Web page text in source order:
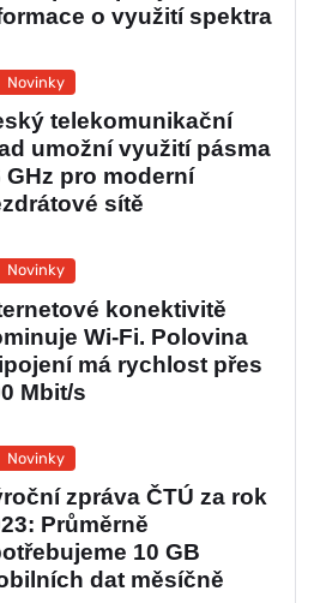
o využití spektra
Novinky
telekomunikační
umožní využití pásma
GHz pro moderní
sítě
Novinky
konektivitě
Wi-Fi. Polovina
má rychlost přes
Mbit/s
Novinky
zpráva ČTÚ za rok
Průměrně
10 GB
dat měsíčně